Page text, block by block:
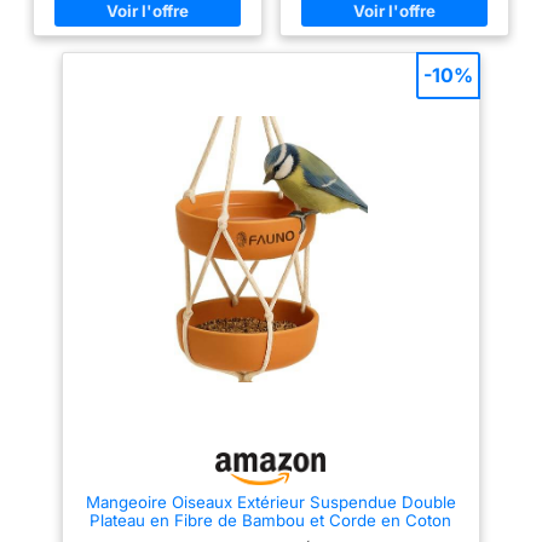
peut s'adapter à toutes sortes
de mauvais temps. Deux ports
avec perchoirs permettent à
plusieurs oiseaux de se nourrir
simultanément et également
remplir et à nettoyer : le tube
d'alimentation est facile à
remplir et à nettoyer. Il suffit de
soulever le couvercle, puis
l'intérieur, tels que le cœur de
attirer les oiseaux, y compris
les pics, les chardonnerets, les
bouvreuils, les pinsonners, etc.
à la recherche de nourriture.
métal de qualité supérieure, qui
ne sera pas endommagé par les
Mangeoire Oiseaux Extérieur Suspendue Double
Plateau en Fibre de Bambou et Corde en Coton
Abreuvoir Oiseaux pour Jardin Balcon et Terrasse
-10%